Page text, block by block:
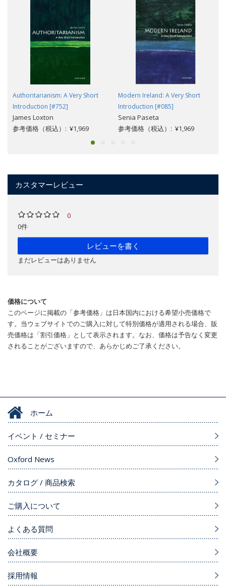
Authoritarianism: A Very Short
Introduction [#752]
James Loxton
参考価格（税込）: ¥1,969
Modern Ireland: A Very Short
Introduction [#085]
Senia Paseta
参考価格（税込）: ¥1,969
カスタマーレビュー
0
0件
レビューを書く
まだレビューはありません
価格について
このページに掲載の「参考価格」は日本国内における希望小売価格で
す。当ウェブサイトでのご購入に対して特別価格が適用される場合、販
売価格は「割引価格」として表示されます。なお、価格は予告なく変更
されることがございますので、あらかじめご了承ください。
ホーム
イベント / セミナー
Oxford News
カタログ / 商品検索
ご購入について
よくある質問
会社概要
採用情報